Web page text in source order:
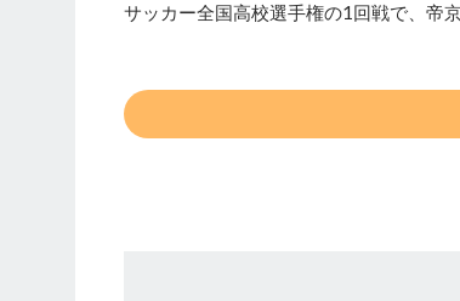
サッカー全国高校選手権の1回戦で、帝